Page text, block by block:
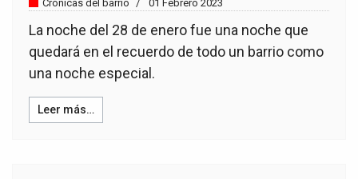
Crónicas del barrio 01 Febrero 2023
La noche del 28 de enero fue una noche que
quedará en el recuerdo de todo un barrio como
una noche especial.
Leer más…